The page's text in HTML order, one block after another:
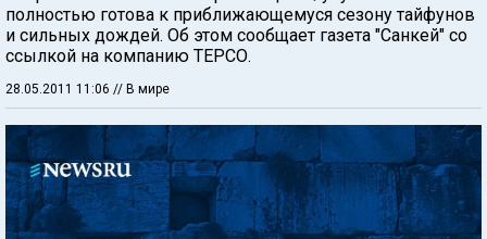
полностью готова к приближающемуся сезону тайфунов
и сильных дождей. Об этом сообщает газета "Санкей" со
ссылкой на компанию ТЕРСО.
28.05.2011 11:06 // В мире